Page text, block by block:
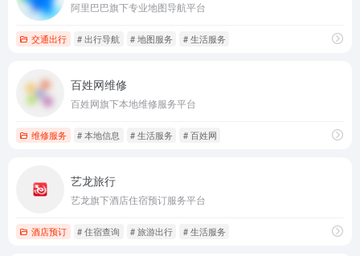
阿里巴巴旗下专业地图导航平台
交通出行 # 出行导航 # 地图服务 # 生活服务
百姓网维修
百姓网旗下本地维修服务平台
维修服务 # 本地信息 # 生活服务 # 百姓网
艺龙旅行
艺龙旗下酒店住宿预订服务平台
酒店预订 # 住宿查询 # 旅游出行 # 生活服务